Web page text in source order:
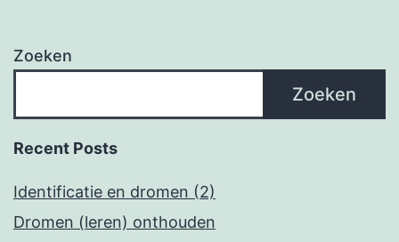
Zoeken
Zoeken
Recent Posts
Identificatie en dromen (2)
Dromen (leren) onthouden